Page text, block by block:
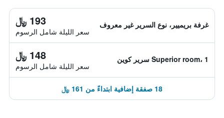
غرفة بريميير، نوع السرير غير معروف 193 ﷼
سعر الليلة شامل الرسوم
Superior room، 1 سرير كوين 148 ﷼
سعر الليلة شامل الرسوم
18 صفقة إضافية ابتداءً من 161 ﷼